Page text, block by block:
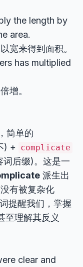
the length by
area.
宽来得到面积。
has multiplied
增。
简单的
) + complicate
词后缀)。这是一
派生出
有被复杂化
提醒我们，掌握
至理解其反义
clear and